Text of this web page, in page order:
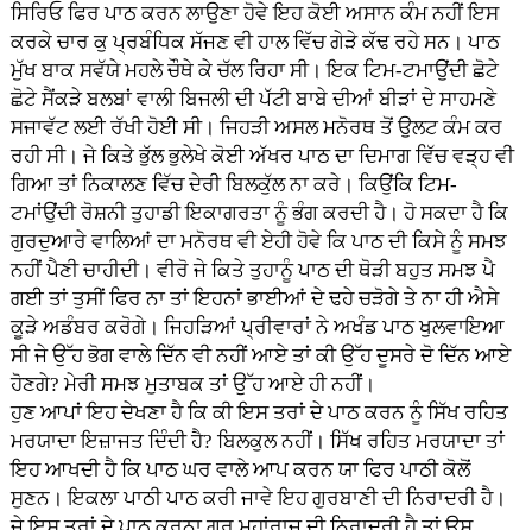
ਸਿਰਿਓ ਫਿਰ ਪਾਠ ਕਰਨ ਲਾਉਣਾ ਹੋਵੇ ਇਹ ਕੋਈ ਅਸਾਨ ਕੰਮ ਨਹੀਂ ਇਸ
ਕਰਕੇ ਚਾਰ ਕੁ ਪ੍ਰਬੰਧਿਕ ਸੱਜਣ ਵੀ ਹਾਲ ਵਿੱਚ ਗੇੜੇ ਕੱਢ ਰਹੇ ਸਨ। ਪਾਠ
ਮੁੱਖ ਬਾਕ ਸਵੱਯੇ ਮਹਲੇ ਚੌਥੇ ਕੇ ਚੱਲ ਰਿਹਾ ਸੀ। ਇਕ ਟਿਮ-ਟਮਾਉਂਦੀ ਛੋਟੇ
ਛੋਟੇ ਸੈਂਕੜੇ ਬਲਬਾਂ ਵਾਲੀ ਬਿਜਲੀ ਦੀ ਪੱਟੀ ਬਾਬੇ ਦੀਆਂ ਬੀੜਾਂ ਦੇ ਸਾਹਮਣੇ
ਸਜਾਵੱਟ ਲਈ ਰੱਖੀ ਹੋਈ ਸੀ। ਜਿਹੜੀ ਅਸਲ ਮਨੋਰਥ ਤੋਂ ਉਲਟ ਕੰਮ ਕਰ
ਰਹੀ ਸੀ। ਜੇ ਕਿਤੇ ਭੁੱਲ ਭੁਲੇਖੇ ਕੋਈ ਅੱਖਰ ਪਾਠ ਦਾ ਦਿਮਾਗ ਵਿੱਚ ਵੜ੍ਹ ਵੀ
ਗਿਆ ਤਾਂ ਨਿਕਾਲਣ ਵਿੱਚ ਦੇਰੀ ਬਿਲਕੁੱਲ ਨਾ ਕਰੇ। ਕਿਉਂਕਿ ਟਿਮ-
ਟਮਾਂਉਂਦੀ ਰੋਸ਼ਨੀ ਤੁਹਾਡੀ ਇਕਾਗਰਤਾ ਨੂੰ ਭੰਗ ਕਰਦੀ ਹੈ। ਹੋ ਸਕਦਾ ਹੈ ਕਿ
ਗੁਰਦੁਆਰੇ ਵਾਲਿਆਂ ਦਾ ਮਨੋਰਥ ਵੀ ਏਹੀ ਹੋਵੇ ਕਿ ਪਾਠ ਦੀ ਕਿਸੇ ਨੂੰ ਸਮਝ
ਨਹੀਂ ਪੈਣੀ ਚਾਹੀਦੀ। ਵੀਰੋ ਜੇ ਕਿਤੇ ਤੁਹਾਨੂੰ ਪਾਠ ਦੀ ਥੋੜੀ ਬਹੁਤ ਸਮਝ ਪੈ
ਗਈ ਤਾਂ ਤੁਸੀਂ ਫਿਰ ਨਾ ਤਾਂ ਇਹਨਾਂ ਭਾਈਆਂ ਦੇ ਢਹੇ ਚੜੋਗੇ ਤੇ ਨਾ ਹੀ ਐਸੇ
ਕੂੜੇ ਅਡੰਬਰ ਕਰੋਗੇ। ਜਿਹੜਿਆਂ ਪ੍ਰੀਵਾਰਾਂ ਨੇ ਅਖੰਡ ਪਾਠ ਖੁਲਵਾਇਆ
ਸੀ ਜੇ ਉੱਹ ਭੋਗ ਵਾਲੇ ਦਿੱਨ ਵੀ ਨਹੀਂ ਆਏ ਤਾਂ ਕੀ ਉੱਹ ਦੂਸਰੇ ਦੋ ਦਿੱਨ ਆਏ
ਹੋਣਗੇ? ਮੇਰੀ ਸਮਝ ਮੁਤਾਬਕ ਤਾਂ ਉੱਹ ਆਏ ਹੀ ਨਹੀਂ।
ਹੁਣ ਆਪਾਂ ਇਹ ਦੇਖਣਾ ਹੈ ਕਿ ਕੀ ਇਸ ਤਰਾਂ ਦੇ ਪਾਠ ਕਰਨ ਨੂੰ ਸਿੱਖ ਰਹਿਤ
ਮਰਯਾਦਾ ਇਜ਼ਾਜਤ ਦਿੰਦੀ ਹੈ? ਬਿਲਕੁਲ ਨਹੀਂ। ਸਿੱਖ ਰਹਿਤ ਮਰਯਾਦਾ ਤਾਂ
ਇਹ ਆਖਦੀ ਹੈ ਕਿ ਪਾਠ ਘਰ ਵਾਲੇ ਆਪ ਕਰਨ ਯਾ ਫਿਰ ਪਾਠੀ ਕੋਲੋਂ
ਸੁਣਨ। ਇਕਲਾ ਪਾਠੀ ਪਾਠ ਕਰੀ ਜਾਵੇ ਇਹ ਗੁਰਬਾਣੀ ਦੀ ਨਿਰਾਦਰੀ ਹੈ।